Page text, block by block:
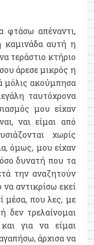
φτάσω απέναντι,
καμινάδα αυτή η
τεράστιο κτήριο
άρεσε μικρός η
μόλις ακούμπησα
ταυτόχρονα
μου είχαν
ναι είμαι από
χωρίς
όμως, μου είχαν
δυνατή που τα
την αναζητούν
αντικρίσω εκεί
μέσα, που λες, με
δεν τρελαίνομαι
για να είμαι
άρχισα να